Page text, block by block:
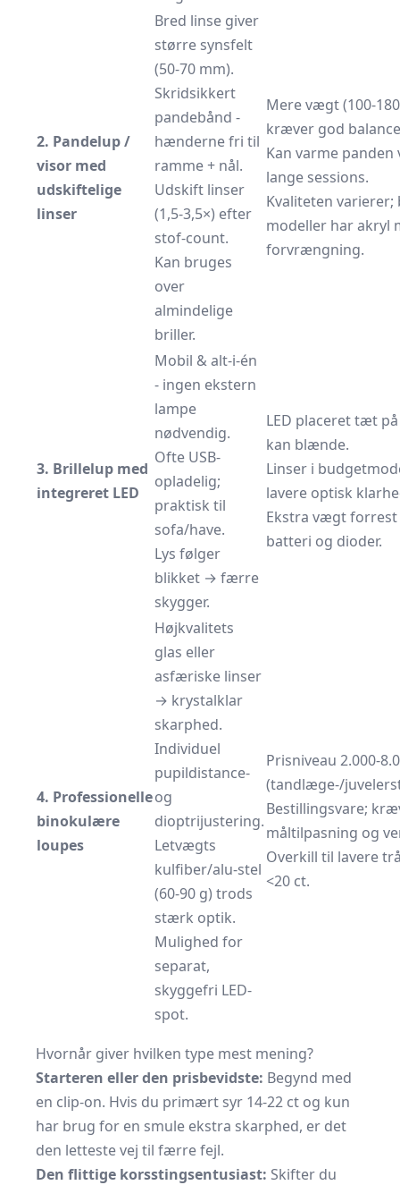
2. Pandelup /
visor med
udskiftelige
linser
Bred linse giver
større synsfelt
(50-70 mm).
Skridsikkert
pandebånd -
hænderne fri til
ramme + nål.
Udskift linser
(1,5-3,5×) efter
stof-count.
Kan bruges
over
almindelige
briller.
Mere vægt (100-
kræver god
Kan varme panden
lange sessions.
Kvaliteten varierer;
modeller har akryl
forvrængning.
3. Brillelup med
integreret LED
Mobil & alt-i-én
- ingen ekstern
lampe
nødvendig.
Ofte USB-
opladelig;
praktisk til
sofa/have.
Lys følger
blikket → færre
skygger.
LED placeret tæt
kan blænde.
Linser i
lavere optisk
Ekstra vægt forrest
batteri og dioder.
4. Professionelle
binokulære
loupes
Højkvalitets
glas eller
asfæriske linser
→ krystalklar
skarphed.
Individuel
pupildistance-
og
dioptrijustering.
Letvægts
kulfiber/alu-stel
(60-90 g) trods
stærk optik.
Mulighed for
separat,
skyggefri LED-
spot.
Prisniveau 2.000-
(tandlæge-/
Bestillingsvare;
måltilpasning og
Overkill til lavere
<20 ct.
Hvornår giver hvilken type mest mening?
Starteren eller den prisbevidste: Begynd med
en clip-on. Hvis du primært syr 14-22 ct og kun
har brug for en smule ekstra skarphed, er det
den letteste vej til færre fejl.
Den flittige korsstingsentusiast: Skifter du